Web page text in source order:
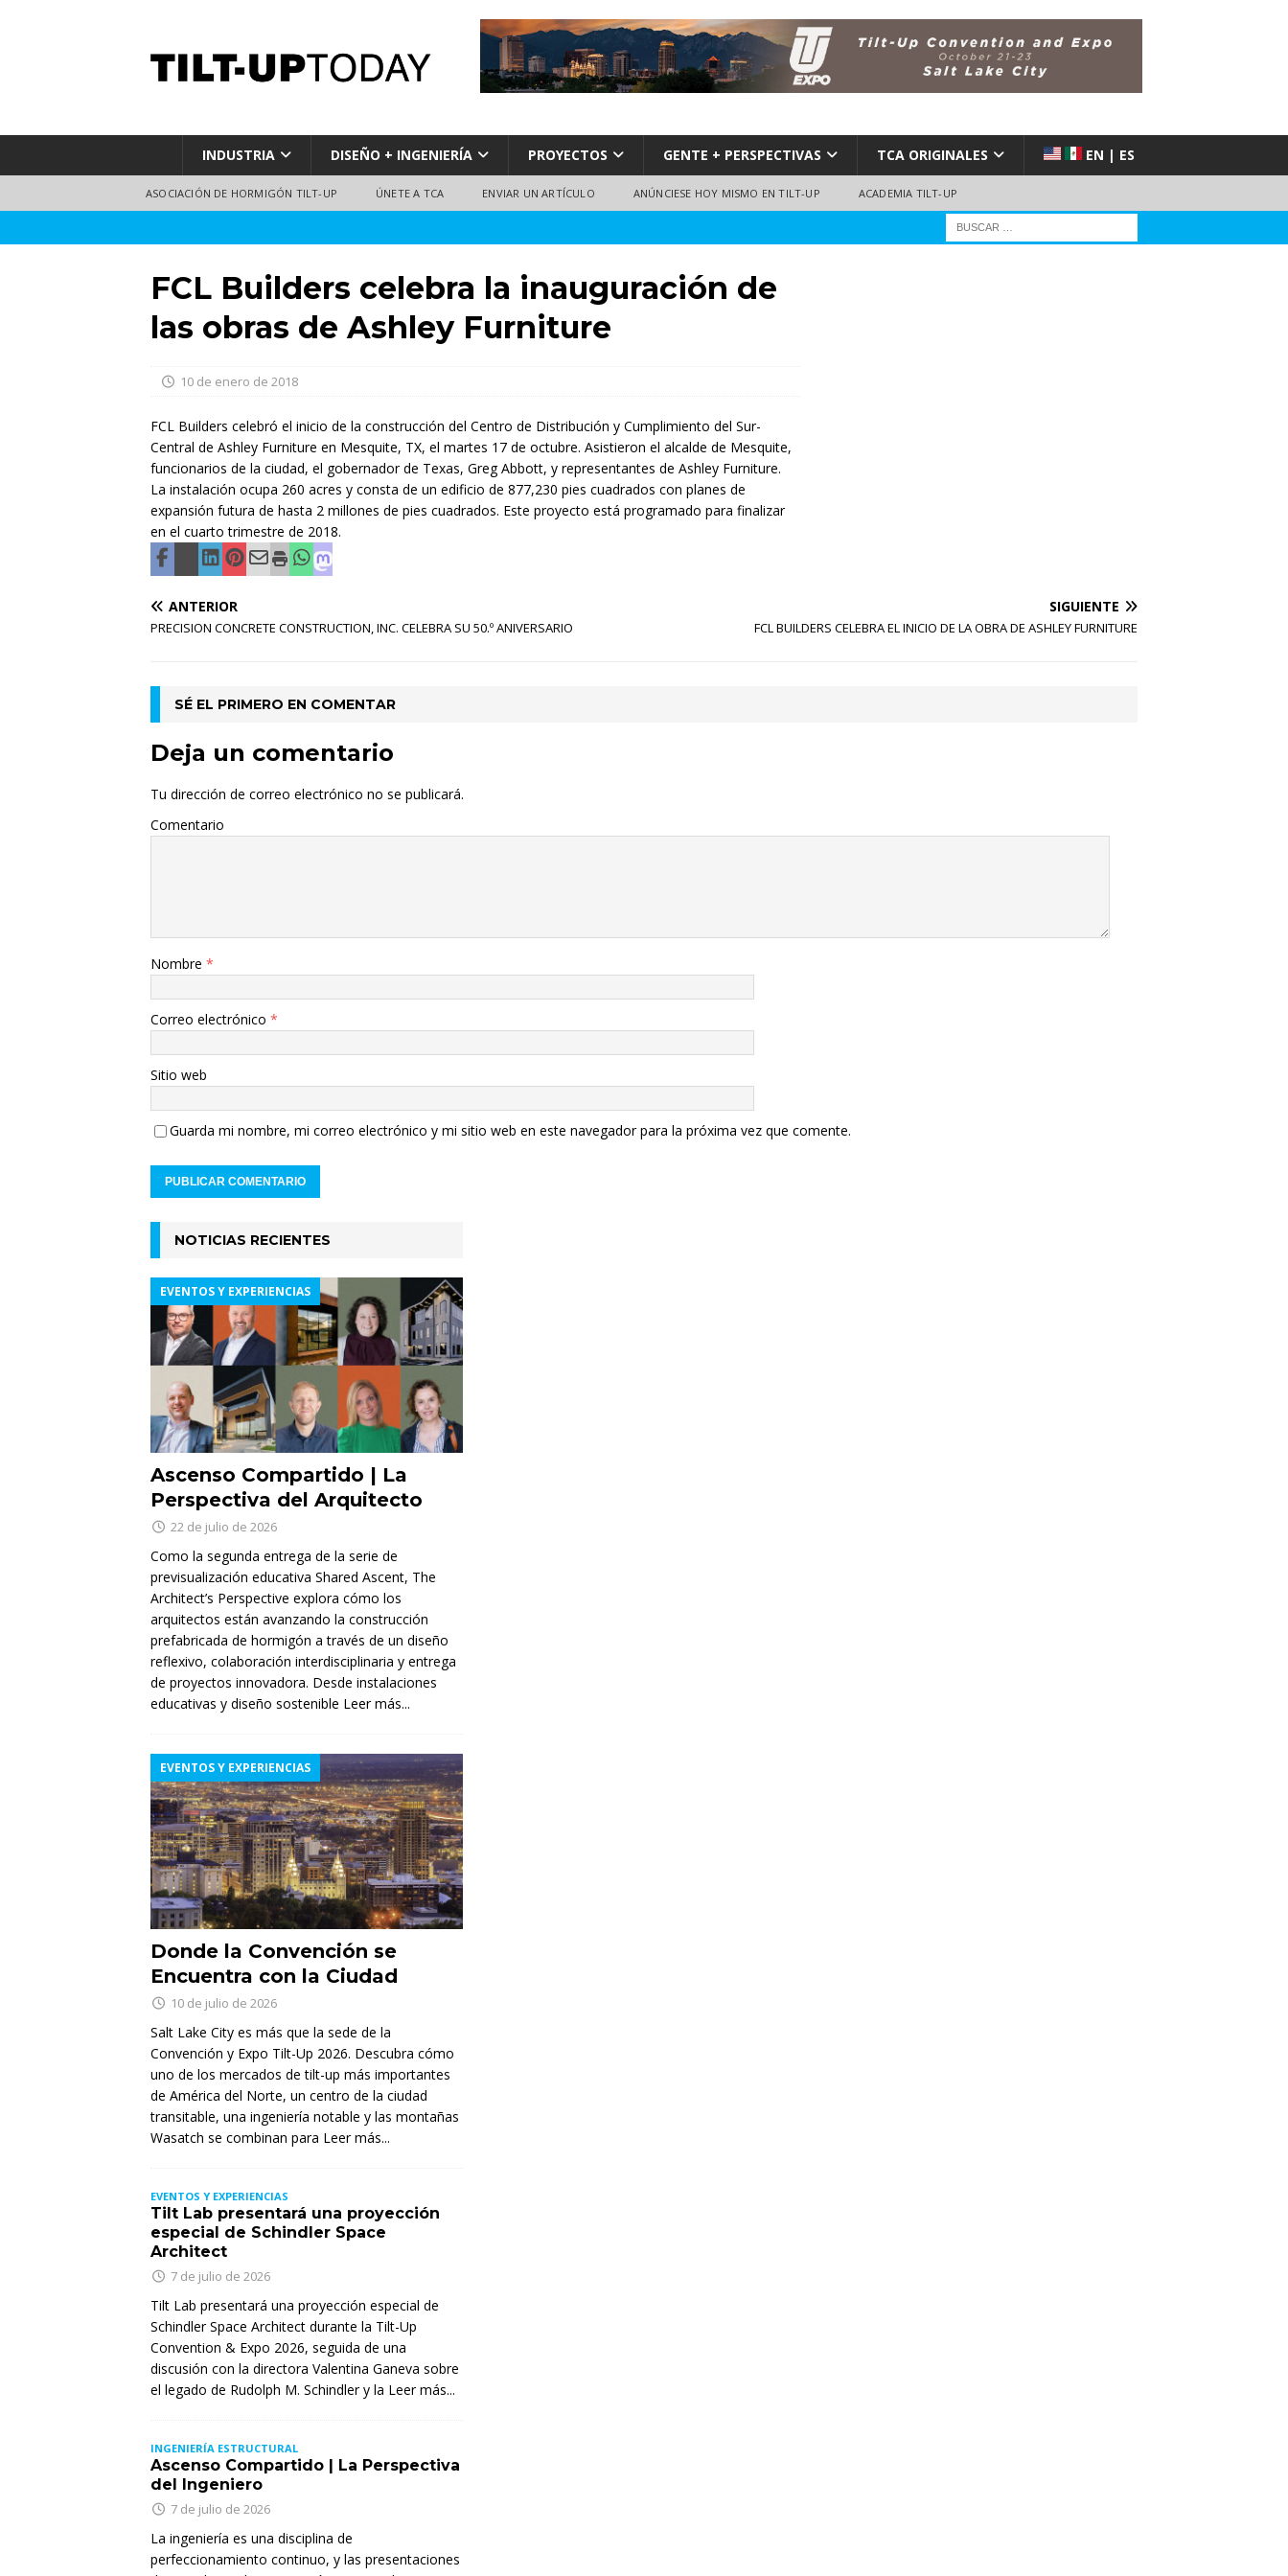
INDUSTRIA DISEÑO + INGENIERÍA PROYECTOS GENTE + PERSPECTIVAS TCA ORIGINALES EN | ES
ASOCIACIÓN DE HORMIGÓN TILT-UP ÚNETE A TCA ENVIAR UN ARTÍCULO ANÚNCIESE HOY MISMO EN TILT-UP ACADEMIA TILT-UP
FCL Builders celebra la inauguración de
las obras de Ashley Furniture
10 de enero de 2018
FCL Builders celebró el inicio de la construcción del Centro de Distribución y Cumplimiento del Sur-
Central de Ashley Furniture en Mesquite, TX, el martes 17 de octubre. Asistieron el alcalde de Mesquite,
funcionarios de la ciudad, el gobernador de Texas, Greg Abbott, y representantes de Ashley Furniture.
La instalación ocupa 260 acres y consta de un edificio de 877,230 pies cuadrados con planes de
expansión futura de hasta 2 millones de pies cuadrados. Este proyecto está programado para finalizar
en el cuarto trimestre de 2018.
ANTERIOR
PRECISION CONCRETE CONSTRUCTION, INC. CELEBRA SU 50.º ANIVERSARIO
SIGUIENTE
FCL BUILDERS CELEBRA EL INICIO DE LA OBRA DE ASHLEY FURNITURE
SÉ EL PRIMERO EN COMENTAR
Deja un comentario
Tu dirección de correo electrónico no se publicará.
Comentario
Nombre *
Correo electrónico *
Sitio web
Guarda mi nombre, mi correo electrónico y mi sitio web en este navegador para la próxima vez que comente.
NOTICIAS RECIENTES
Ascenso Compartido | La
Perspectiva del Arquitecto
EVENTOS Y EXPERIENCIAS
22 de julio de 2026
Como la segunda entrega de la serie de
previsualización educativa Shared Ascent, The
Architect’s Perspective explora cómo los
arquitectos están avanzando la construcción
prefabricada de hormigón a través de un diseño
reflexivo, colaboración interdisciplinaria y entrega
de proyectos innovadora. Desde instalaciones
educativas y diseño sostenible Leer más...
Donde la Convención se
Encuentra con la Ciudad
EVENTOS Y EXPERIENCIAS
10 de julio de 2026
Salt Lake City es más que la sede de la
Convención y Expo Tilt-Up 2026. Descubra cómo
uno de los mercados de tilt-up más importantes
de América del Norte, un centro de la ciudad
transitable, una ingeniería notable y las montañas
Wasatch se combinan para Leer más...
EVENTOS Y EXPERIENCIAS
Tilt Lab presentará una proyección
especial de Schindler Space
Architect
7 de julio de 2026
Tilt Lab presentará una proyección especial de
Schindler Space Architect durante la Tilt-Up
Convention & Expo 2026, seguida de una
discusión con la directora Valentina Ganeva sobre
el legado de Rudolph M. Schindler y la Leer más...
INGENIERÍA ESTRUCTURAL
Ascenso Compartido | La Perspectiva
del Ingeniero
7 de julio de 2026
La ingeniería es una disciplina de
perfeccionamiento continuo, y las presentaciones